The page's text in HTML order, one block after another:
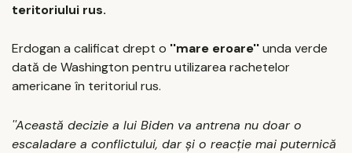
teritoriului rus.
Erdogan a calificat drept o ''mare eroare''unda verde
dată de Washington pentru utilizarea rachetelor
americane în teritoriul rus.
''Această decizie a lui Biden va antrena nu doar o
escaladare a conflictului, dar şi o reacţie mai puternică